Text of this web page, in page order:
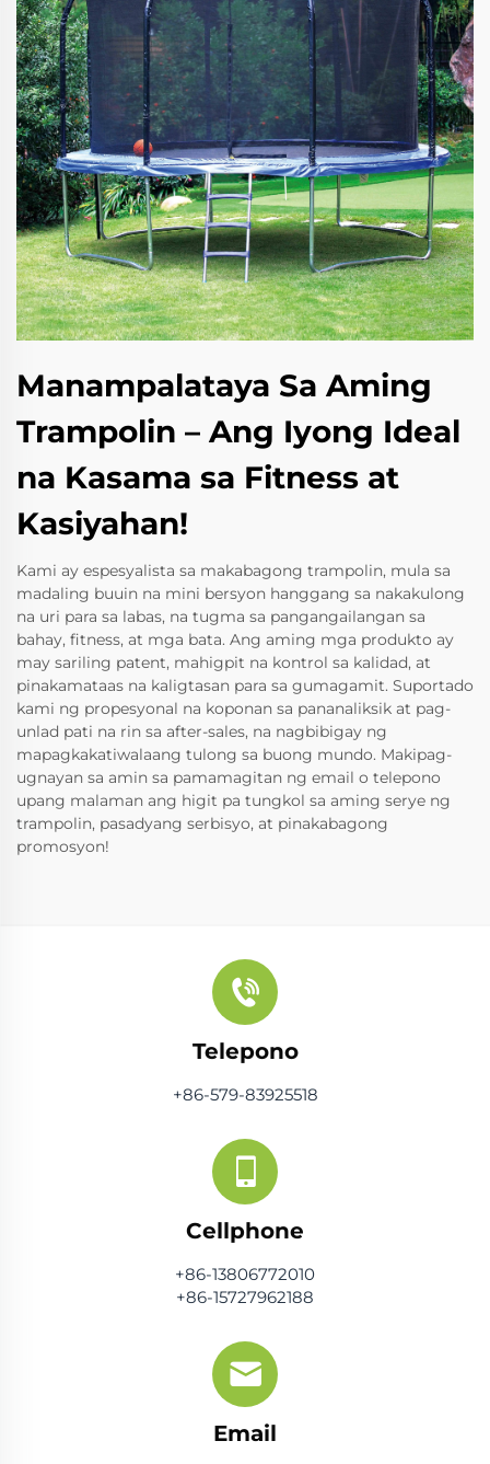
Manampalataya Sa Aming
Trampolin – Ang Iyong Ideal
na Kasama sa Fitness at
Kasiyahan!
Kami ay espesyalista sa makabagong trampolin, mula sa
madaling buuin na mini bersyon hanggang sa nakakulong
na uri para sa labas, na tugma sa pangangailangan sa
bahay, fitness, at mga bata. Ang aming mga produkto ay
may sariling patent, mahigpit na kontrol sa kalidad, at
pinakamataas na kaligtasan para sa gumagamit. Suportado
kami ng propesyonal na koponan sa pananaliksik at pag-
unlad pati na rin sa after-sales, na nagbibigay ng
mapagkakatiwalaang tulong sa buong mundo. Makipag-
ugnayan sa amin sa pamamagitan ng email o telepono
upang malaman ang higit pa tungkol sa aming serye ng
trampolin, pasadyang serbisyo, at pinakabagong
promosyon!
Telepono
+86-579-83925518
Cellphone
+86-13806772010
+86-15727962188
Email